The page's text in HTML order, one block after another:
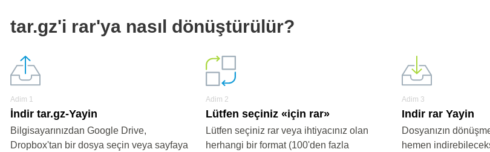
tar.gz'i rar'ya nasıl dönüştürülür?
Adim 1
İndir tar.gz-Yayin
Bilgisayarınızdan Google Drive,
Dropbox'tan bir dosya seçin veya sayfaya
Adim 2
Lütfen seçiniz «için rar»
Lütfen seçiniz rar veya ihtiyacınız olan
herhangi bir format (100'den fazla
Adim 3
Indir rar Yayin
Dosyanızın
hemen